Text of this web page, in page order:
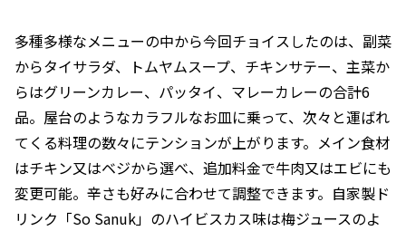
多種多様なメニューの中から今回チョイスしたのは、副菜
からタイサラダ、トムヤムスープ、チキンサテー、主菜か
らはグリーンカレー、パッタイ、マレーカレーの合計6
品。屋台のようなカラフルなお皿に乗って、次々と運ばれ
てくる料理の数々にテンションが上がります。メイン食材
はチキン又はベジから選べ、追加料金で牛肉又はエビにも
変更可能。辛さも好みに合わせて調整できます。自家製ド
リンク「So Sanuk」のハイビスカス味は梅ジュースのよ